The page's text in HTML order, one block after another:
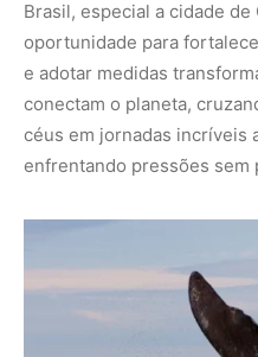
O risco imposto pela
também representa uma